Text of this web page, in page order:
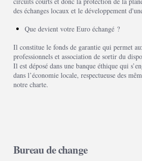
des échanges locaux et le développement
Que devient votre Euro échangé ?
Il constitue le fonds de garantie qui permet
professionnels et association de sortir du
Il est déposé dans une banque éthique qui
dans l’économie locale, respectueuse des
notre charte.
Bureau de change